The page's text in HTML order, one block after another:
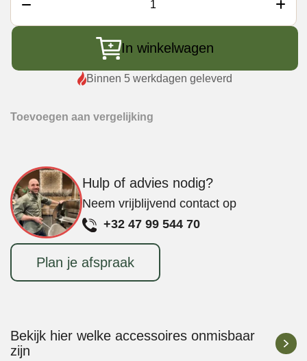
OpenFire
In winkelwagen
Binnen 5 werkdagen geleverd
Toevoegen aan vergelijking
Hulp of advies nodig?
Neem vrijblijvend contact op
+32 47 99 544 70
Plan je afspraak
Bekijk hier welke accessoires onmisbaar
zijn